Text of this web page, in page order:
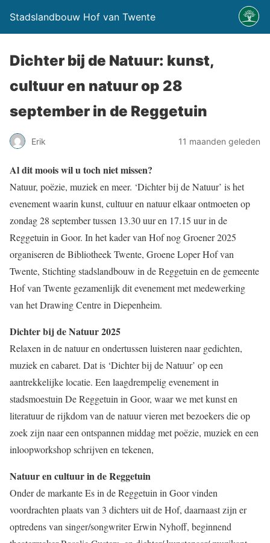
Stadslandbouw Hof van Twente
Dichter bij de Natuur: kunst,
cultuur en natuur op 28
september in de Reggetuin
Erik 11 maanden geleden
Al dit moois wil u toch niet missen?
Natuur, poëzie, muziek en meer. ‘Dichter bij de Natuur’ is het
evenement waarin kunst, cultuur en natuur elkaar ontmoeten op
zondag 28 september tussen 13.30 uur en 17.15 uur in de
Reggetuin in Goor. In het kader van Hof nog Groener 2025
organiseren de Bibliotheek Twente, Groene Loper Hof van
Twente, Stichting stadslandbouw in de Reggetuin en de gemeente
Hof van Twente gezamenlijk dit evenement met medewerking
van het Drawing Centre in Diepenheim.
Dichter bij de Natuur 2025
Relaxen in de natuur en ondertussen luisteren naar gedichten,
muziek en cabaret. Dat is ‘Dichter bij de Natuur’ op een
aantrekkelijke locatie. Een laagdrempelig evenement in
stadsmoestuin De Reggetuin in Goor, waar we met kunst en
literatuur de rijkdom van de natuur vieren met bezoekers die op
zoek zijn naar een ontspannen middag met poëzie, muziek en een
inloopworkshop schrijven en tekenen,
Natuur en cultuur in de Reggetuin
Onder de markante Es in de Reggetuin in Goor vinden
voordrachten plaats van 3 dichters uit de Hof, daarnaast zijn er
optredens van singer/songwriter Erwin Nyhoff, beginnend